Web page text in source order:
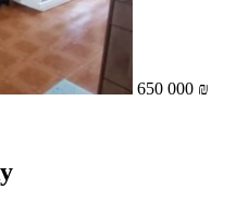
650 000 ₪